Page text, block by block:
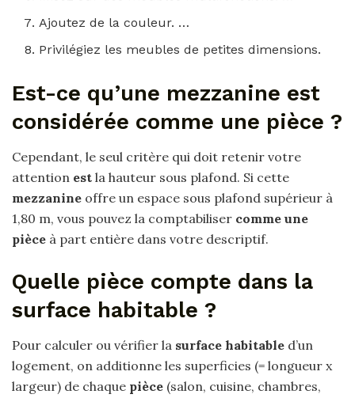
Ajoutez de la couleur. …
Privilégiez les meubles de petites dimensions.
Est-ce qu’une mezzanine est
considérée comme une pièce ?
Cependant, le seul critère qui doit retenir votre
attention est la hauteur sous plafond. Si cette
mezzanine offre un espace sous plafond supérieur à
1,80 m, vous pouvez la comptabiliser comme une
pièce à part entière dans votre descriptif.
Quelle pièce compte dans la
surface habitable ?
Pour calculer ou vérifier la surface habitable d’un
logement, on additionne les superficies (= longueur x
largeur) de chaque pièce (salon, cuisine, chambres,